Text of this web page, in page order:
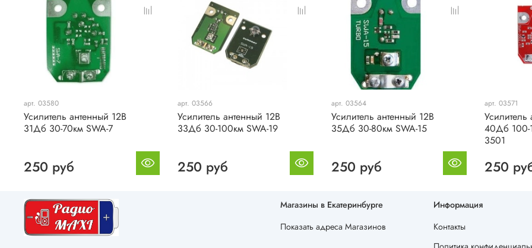
арт. 03580
Усилитель антенный 12В
31Дб 30-70км SWA-7
250 руб
арт. 03566
Усилитель антенный 12В
33Дб 30-100км SWA-19
250 руб
арт. 03564
Усилитель антенный 12В
35Дб 30-80км SWA-15
250 руб
арт. 03571
Усилитель
40Дб 100-
3501
250
Магазины в Екатеринбурге
Показать адреса Магазинов
Информация
Контакты